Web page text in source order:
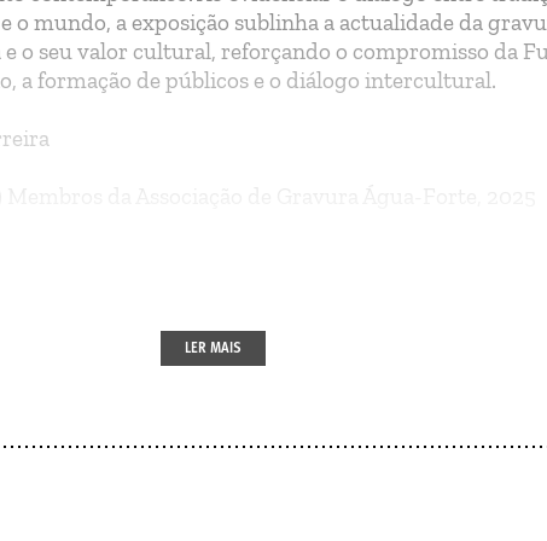
o mundo, a exposição sublinha a actualidade da
o seu valor cultural, reforçando o compromisso da
a formação de públicos e o diálogo intercultural.
LER MAIS